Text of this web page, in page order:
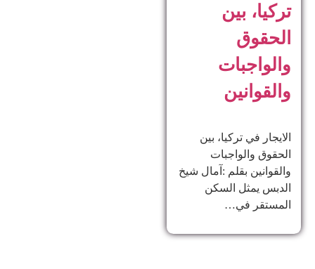
تركيا، بين
الحقوق
والواجبات
والقوانين
الايجار في تركيا، بين
الحقوق والواجبات
والقوانين بقلم :آمال شيخ
الدبس يمثل السكن
المستقر في…